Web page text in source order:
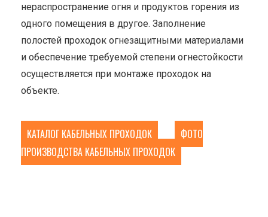
нераспространение огня и продуктов горения из
одного помещения в другое. Заполнение
полостей проходок огнезащитными материалами
и обеспечение требуемой степени огнестойкости
осуществляется при монтаже проходок на
объекте.
КАТАЛОГ КАБЕЛЬНЫХ ПРОХОДОК
ФОТО
ПРОИЗВОДСТВА КАБЕЛЬНЫХ ПРОХОДОК